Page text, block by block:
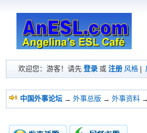
欢迎您：游客！请先 登录 或 注册 风格
中国外事论坛 → 外事总版 → 外事资料